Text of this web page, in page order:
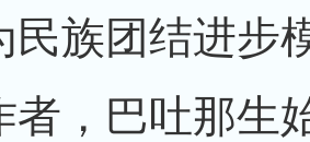
民族团结进步
者，巴吐那生